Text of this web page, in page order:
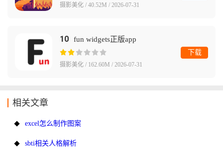
摄影美化 / 40.52M / 2026-07-31
10 fun widgets正版app
摄影美化 / 162.60M / 2026-07-31
下载
相关文章
excel怎么制作图案
sbti相关人格解析